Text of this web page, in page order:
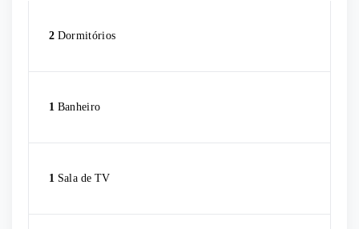
2 Dormitórios
1 Banheiro
1 Sala de TV